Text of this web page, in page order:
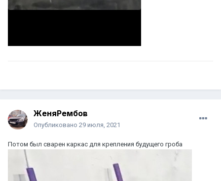
ЖеняРембов
Опубликовано 29 июля, 2021
Потом был сварен каркас для крепления будущего гроба